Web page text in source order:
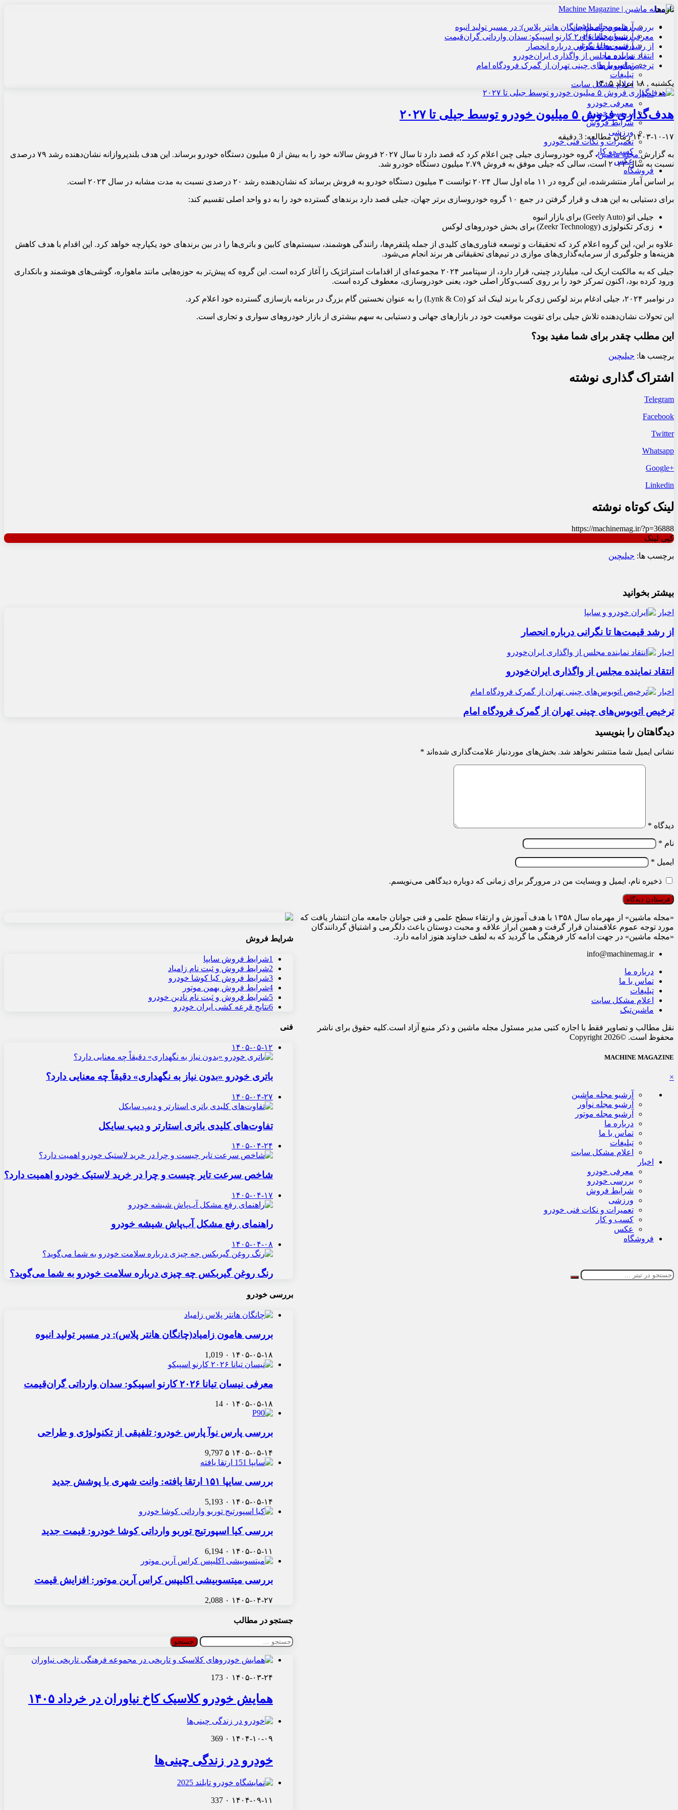
آرشیو مجله ماشین
آرشیو مجله نوآور
آرشیو مجله موتور
درباره ما
تماس با ما
تبلیغات
اعلام مشکل سایت
اخبار
معرفی خودرو
بررسی خودرو
شرایط فروش
ورزشی
تعمیرات و نکات فنی خودرو
کسب و کار
عکس
فروشگاه
تازه‌ها
بررسی هامون زامیاد(چانگان هانتر پلاس): در مسیر تولید انبوه
معرفی نیسان تیانا ۲۰۲۶ کارنو اسپیکو: سدان وارداتی گران‌قیمت
از رشد قیمت‌ها تا نگرانی درباره انحصار
انتقاد نماینده مجلس از واگذاری ایران‌خودرو
ترخیص اتوبوس‌های چینی تهران از گمرک فرودگاه امام
یکشنبه , ۱۸ مرداد ۱۴۰۵
هدف‌گذاری فروش ۵ میلیون خودرو توسط جیلی تا ۲۰۲۷
۱۴۰۳-۱۰-۱۷زمان مطالعه: 3 دقیقه
به گزارشمجله ماشین
، گروه خودروسازی جیلی چین اعلام کرد که قصد دارد تا سال ۲۰۲۷ فروش سالانه خود را به بیش از ۵ میلیون دستگاه خودرو برساند. این هدف بلندپروازانه نشان‌دهنده رشد ۷۹ درصدی
نسبت به سال ۲۰۲۳ است، سالی که جیلی موفق به فروش ۲.۷۹ میلیون دستگاه خودرو شد.
بر اساس آمار منتشرشده، این گروه در ۱۱ ماه اول سال ۲۰۲۴ توانست ۳ میلیون دستگاه خودرو به فروش برساند که نشان‌دهنده رشد ۲۰ درصدی نسبت به مدت مشابه در سال ۲۰۲۳ است.
برای دستیابی به این هدف و قرار گرفتن در جمع ۱۰ گروه خودروسازی برتر جهان، جیلی قصد دارد برندهای گسترده خود را به دو واحد اصلی تقسیم کند:
جیلی اتو (Geely Auto) برای بازار انبوه
زی‌کر تکنولوژی (Zeekr Technology) برای بخش خودروهای لوکس
علاوه بر این، این گروه اعلام کرد که تحقیقات و توسعه فناوری‌های کلیدی از جمله پلتفرم‌ها، رانندگی هوشمند، سیستم‌های کابین و باتری‌ها را در بین برندهای خود یکپارچه خواهد کرد. این اقدام با هدف کاهش
هزینه‌ها و جلوگیری از سرمایه‌گذاری‌های موازی در تیم‌های تحقیقاتی هر برند انجام می‌شود.
جیلی که به مالکیت اریک لی، میلیاردر چینی، قرار دارد، از سپتامبر ۲۰۲۴ مجموعه‌ای از اقدامات استراتژیک را آغاز کرده است. این گروه که پیش‌تر به حوزه‌هایی مانند ماهواره، گوشی‌های هوشمند و بانکداری
ورود کرده بود، اکنون تمرکز خود را بر روی کسب‌وکار اصلی خود، یعنی خودروسازی، معطوف کرده است.
در نوامبر ۲۰۲۴، جیلی ادغام برند لوکس زی‌کر با برند لینک اند کو (Lynk & Co) را به عنوان نخستین گام بزرگ در برنامه بازسازی گسترده خود اعلام کرد.
این تحولات نشان‌دهنده تلاش جیلی برای تقویت موقعیت خود در بازارهای جهانی و دستیابی به سهم بیشتری از بازار خودروهای سواری و تجاری است.
این مطلب چقدر برای شما مفید بود؟
برچسب ها: جیلیچین
اشتراک گذاری نوشته
Telegram
Facebook
Twitter
Whatsapp
+Google
Linkedin
لینک کوتاه نوشته
https://machinemag.ir/?p=36888
کپی لینک
برچسب ها: جیلیچین
بیشتر بخوانید
اخبار
از رشد قیمت‌ها تا نگرانی درباره انحصار
اخبار
انتقاد نماینده مجلس از واگذاری ایران‌خودرو
اخبار
ترخیص اتوبوس‌های چینی تهران از گمرک فرودگاه امام
دیدگاهتان را بنویسید
نشانی ایمیل شما منتشر نخواهد شد. بخش‌های موردنیاز علامت‌گذاری شده‌اند *
دیدگاه *
نام *
ایمیل *
ذخیره نام، ایمیل و وبسایت من در مرورگر برای زمانی که دوباره دیدگاهی می‌نویسم.
شرایط فروش
1شرایط فروش سایپا
2شرایط فروش و ثبت نام زامیاد
3شرایط فروش کیا کوشا خودرو
4شرایط فروش بهمن موتور
5شرایط فروش و ثبت نام نادین خودرو
6نتایج قرعه کشی ایران خودرو
فنی
۱۴۰۵-۰۵-۱۲
باتری خودرو «بدون نیاز به نگهداری» دقیقاً چه معنایی دارد؟
۱۴۰۵-۰۴-۲۷
تفاوت‌های کلیدی باتری استارتر و دیپ سایکل
۱۴۰۵-۰۴-۲۴
شاخص سرعت تایر چیست و چرا در خرید لاستیک خودرو اهمیت دارد؟
۱۴۰۵-۰۴-۱۷
راهنمای رفع مشکل آب‌پاش شیشه خودرو
۱۴۰۵-۰۴-۰۸
رنگ روغن گیربکس چه چیزی درباره سلامت خودرو به شما می‌گوید؟
بررسی خودرو
بررسی هامون زامیاد(چانگان هانتر پلاس): در مسیر تولید انبوه
۱۴۰۵-۰۵-۱۸ ۰ 1,019
معرفی نیسان تیانا ۲۰۲۶ کارنو اسپیکو: سدان وارداتی گران‌قیمت
۱۴۰۵-۰۵-۱۸ ۰ 14
بررسی پارس نوآ پارس خودرو: تلفیقی از تکنولوژی و طراحی
۱۴۰۵-۰۵-۱۴ ۵ 9,797
بررسی سایپا ۱۵۱ ارتقا یافته: وانت شهری با پوشش جدید
۱۴۰۵-۰۵-۱۴ ۰ 5,193
بررسی کیا اسپورتیج توربو وارداتی کوشا خودرو: قیمت جدید
۱۴۰۵-۰۵-۱۱ ۰ 6,194
بررسی میتسوبیشی اکلیپس کراس آرین موتور: افزایش قیمت
۱۴۰۵-۰۴-۲۷ ۰ 2,088
جستجو در مطالب
جستجو
۱۴۰۵-۰۳-۲۴ ۰ 173
همایش خودرو کلاسیک کاخ نیاوران در خرداد ۱۴۰۵
۱۴۰۴-۱۰-۰۹ ۰ 369
خودرو در زندگی چینی‌ها
۱۴۰۴-۰۹-۱۱ ۰ 337
«مجله ماشین» از مهرماه سال ۱۳۵۸ با هدف آموزش و ارتقاء سطح علمی و فنی جوانان جامعه مان انتشار یافت که
مورد توجه عموم علاقمندان قرار گرفت و همین ابراز علاقه و محبت دوستان باعث دلگرمی و اشتیاق گردانندگان
«مجله ماشین» در جهت ادامه کار فرهنگی ما گردید که به لطف خداوند هنوز ادامه دارد.
info@machinemag.ir
درباره ما
تماس با ما
تبلیغات
اعلام مشکل سایت
ماشین‌تیک
نقل مطالب و تصاویر فقط با اجازه کتبی مدیر مسئول مجله ماشین و ذکر منبع آزاد است.کلیه حقوق برای ناشر
محفوظ است. ©Copyright 2026
MACHINE MAGAZINE
×
آرشیو مجله ماشین
آرشیو مجله نوآور
آرشیو مجله موتور
درباره ما
تماس با ما
تبلیغات
اعلام مشکل سایت
اخبار
معرفی خودرو
بررسی خودرو
شرایط فروش
ورزشی
تعمیرات و نکات فنی خودرو
کسب و کار
عکس
فروشگاه